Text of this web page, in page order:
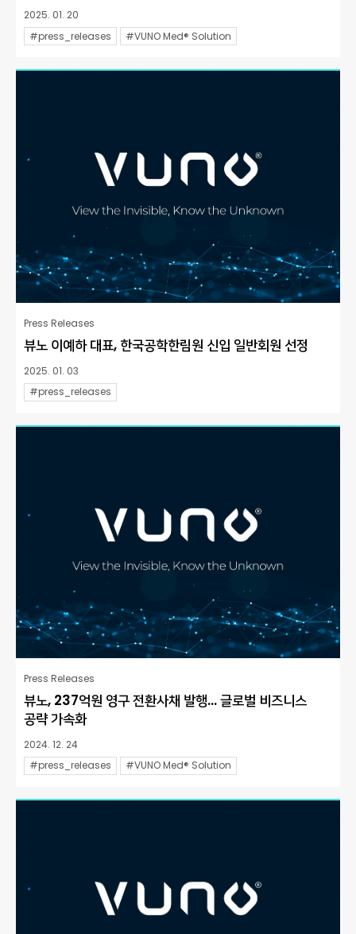
2025. 01. 20
#press_releases
#VUNO Med® Solution
Press Releases
뷰노 이예하 대표, 한국공학한림원 신입 일반회원 선정
2025. 01. 03
#press_releases
Press Releases
뷰노, 237억원 영구 전환사채 발행… 글로벌 비즈니스
공략 가속화
2024. 12. 24
#press_releases
#VUNO Med® Solution